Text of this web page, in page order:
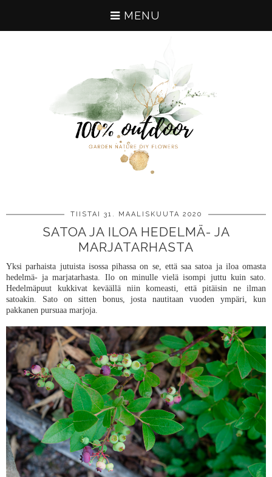
MENU
TIISTAI 31. MAALISKUUTA 2020
SATOA JA ILOA HEDELMÄ- JA
MARJATARHASTA
Yksi parhaista jutuista isossa pihassa on se, että saa satoa ja iloa omasta
hedelmä- ja marjatarhasta. Ilo on minulle vielä isompi juttu kuin sato.
Hedelmäpuut kukkivat keväällä niin komeasti, että pitäisin ne ilman
satoakin. Sato on sitten bonus, josta nautitaan vuoden ympäri, kun
pakkanen pursuaa marjoja.